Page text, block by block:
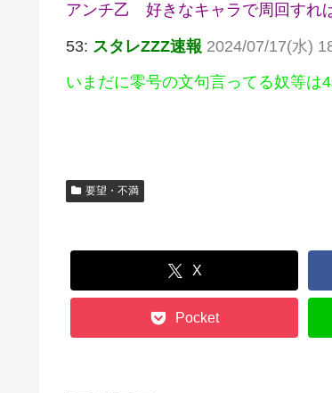
アンチ乙 好きなキャラで周回すれ
53: スタレZZZ速報 2024/07/17(水)
いまだに零号の文句言ってる奴等は
要望・不満
X
Pocket